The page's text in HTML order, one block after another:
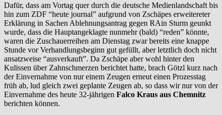
Dafür, dass am Vortag quer durch die deutsche Medienlandschaft bis
hin zum ZDF “heute journal” aufgrund von Zschäpes erweitereter
Erklärung in Sachen Ablehnungsantrag gegen RAin Sturm geunkt
wurde, dass die Hauptangeklagte nunmehr (bald) “reden” könnte,
waren die Zuschauerreihen am Dienstag zwar bereits eine knappe
Stunde vor Verhandlungsbeginn gut gefüllt, aber letztlich doch nicht
ansatzweise “ausverkauft”. Da Zschäpe aber wohl hinter den
Kulissen über Zahnschmerzen berichtet hatte, brach Götzl kurz nach
der Einvernahme von nur einem Zeugen erneut einen Prozesstag
früh ab, lud gleich zwei geplante Zeugen ab, so dass wir nur von der
Einvernahme des heute 32-jährigen Falco Kraus aus Chemnitz
berichten können.